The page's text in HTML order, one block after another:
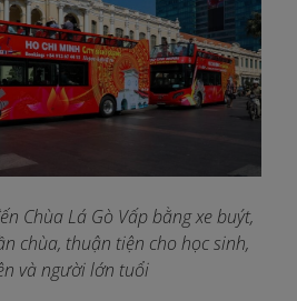
Chùa Lá Gò Vấp bằng xe buýt,
chùa, thuận tiện cho học sinh,
và người lớn tuổi